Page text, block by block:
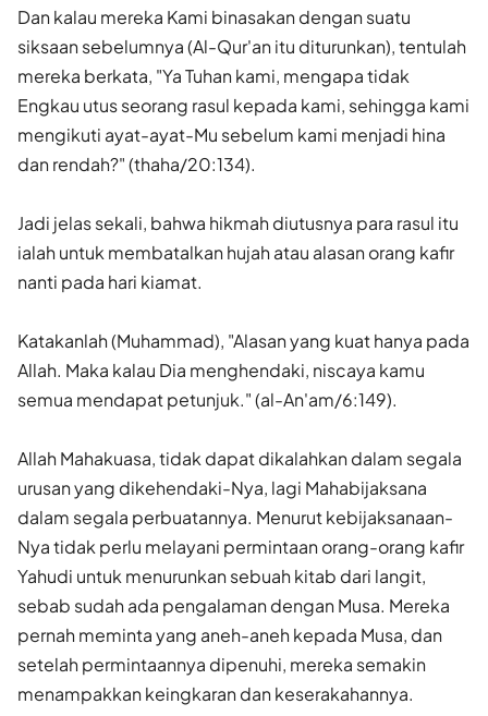
Dan kalau mereka Kami binasakan dengan suatu
siksaan sebelumnya (Al-Qur'an itu diturunkan), tentulah
mereka berkata, "Ya Tuhan kami, mengapa tidak
Engkau utus seorang rasul kepada kami, sehingga kami
mengikuti ayat-ayat-Mu sebelum kami menjadi hina
dan rendah?" (thaha/20:134).
Jadi jelas sekali, bahwa hikmah diutusnya para rasul itu
ialah untuk membatalkan hujah atau alasan orang kafir
nanti pada hari kiamat.
Katakanlah (Muhammad), "Alasan yang kuat hanya pada
Allah. Maka kalau Dia menghendaki, niscaya kamu
semua mendapat petunjuk." (al-An'am/6:149).
Allah Mahakuasa, tidak dapat dikalahkan dalam segala
urusan yang dikehendaki-Nya, lagi Mahabijaksana
dalam segala perbuatannya. Menurut kebijaksanaan-
Nya tidak perlu melayani permintaan orang-orang kafir
Yahudi untuk menurunkan sebuah kitab dari langit,
sebab sudah ada pengalaman dengan Musa. Mereka
pernah meminta yang aneh-aneh kepada Musa, dan
setelah permintaannya dipenuhi, mereka semakin
menampakkan keingkaran dan keserakahannya.